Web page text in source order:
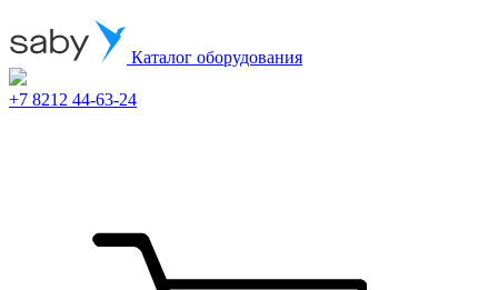
Каталог оборудования
+7 8212 44-63-24